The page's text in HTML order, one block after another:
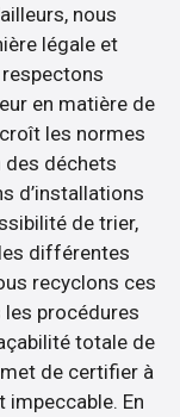
nous
légale et
en matière de
les normes
des déchets
d’installations
de trier,
différentes
recyclons ces
les procédures
totale de
de certifier à
impeccable. En